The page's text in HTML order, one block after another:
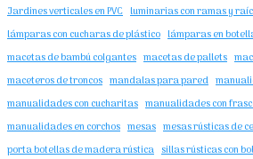
Jardines verticales en PVC luminarias con ramas y
lámparas con cucharas de plástico lámparas en
macetas de bambú colgantes macetas de pallets
maceteros de troncos mandalas para pared
manualidades con cucharitas manualidades con
manualidades en corchos mesas mesas rústicas de
porta botellas de madera rústica sillas rústicas con